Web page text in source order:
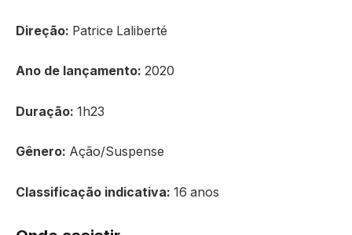
Direção: Patrice Laliberté
Ano de lançamento: 2020
Duração: 1h23
Gênero: Ação/Suspense
Classificação indicativa: 16 anos